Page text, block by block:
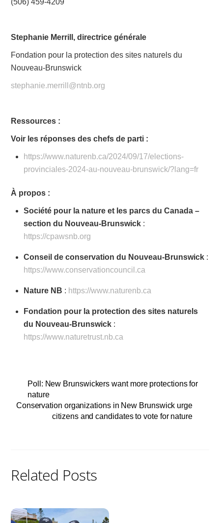
(506) 459-4209
Stephanie Merrill, directrice générale
Fondation pour la protection des sites naturels du
Nouveau-Brunswick
stephanie.merrill@ntnb.org
Ressources :
Voir les réponses des chefs de parti :
https://www.naturenb.ca/2024/09/17/elections-
provinciales-2024-au-nouveau-brunswick/?lang=fr
À propos :
Société pour la nature et les parcs du Canada –
section du Nouveau-Brunswick :
https://cpawsnb.org
Conseil de conservation du Nouveau-Brunswick :
https://www.conservationcouncil.ca
Nature NB : https://www.naturenb.ca
Fondation pour la protection des sites naturels
du Nouveau-Brunswick :
https://www.naturetrust.nb.ca
Poll: New Brunswickers want more protections for
nature
Conservation organizations in New Brunswick urge
citizens and candidates to vote for nature
Related Posts